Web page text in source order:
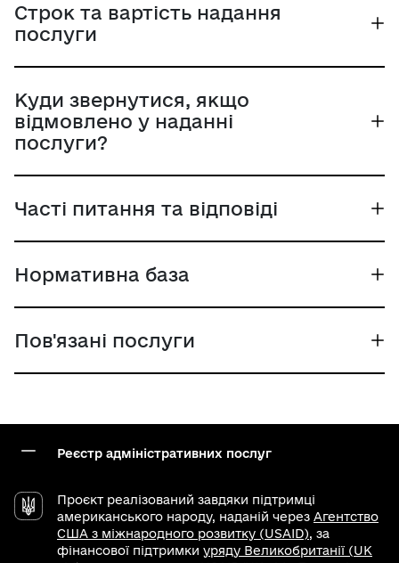
Строк та вартість надання
послуги
Куди звернутися, якщо
відмовлено у наданні
послуги?
Часті питання та відповіді
Нормативна база
Пов'язані послуги
Реєстр адміністративних послуг
Проєкт реалізований завдяки підтримці
американського народу, наданій через Агентство
США з міжнародного розвитку (USAID), за
фінансової підтримки уряду Великобританії (UK